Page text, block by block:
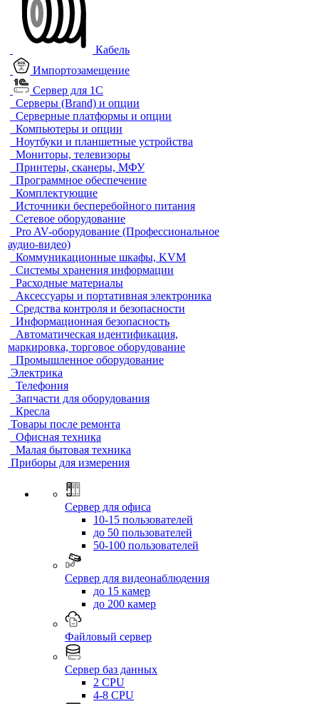
Кабель
Импортозамещение
Сервер для 1С
Серверы (Brand) и опции
Серверные платформы и опции
Компьютеры и опции
Ноутбуки и планшетные устройства
Мониторы, телевизоры
Принтеры, сканеры, МФУ
Программное обеспечение
Комплектующие
Источники бесперебойного питания
Сетевое оборудование
Pro AV-оборудование (Профессиональное
аудио-видео)
Коммуникационные шкафы, KVM
Системы хранения информации
Расходные материалы
Аксессуары и портативная электроника
Средства контроля и безопасности
Информационная безопасность
Автоматическая идентификация,
маркировка, торговое оборудование
Промышленное оборудование
Электрика
Телефония
Запчасти для оборудования
Кресла
Товары после ремонта
Офисная техника
Малая бытовая техника
Приборы для измерения
Сервер для офиса
10-15 пользователей
до 50 пользователей
50-100 пользователей
Сервер для видеонаблюдения
до 15 камер
до 200 камер
Файловый сервер
Сервер баз данных
2 CPU
4-8 CPU